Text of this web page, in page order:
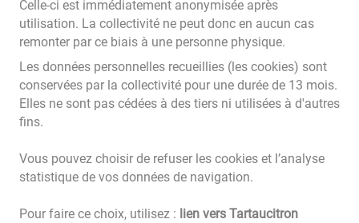
Celle-ci est immédiatement anonymisée après
utilisation. La collectivité ne peut donc en aucun cas
remonter par ce biais à une personne physique.
Les données personnelles recueillies (les cookies) sont
conservées par la collectivité pour une durée de 13 mois.
Elles ne sont pas cédées à des tiers ni utilisées à d'autres
fins.
Vous pouvez choisir de refuser les cookies et l’analyse
statistique de vos données de navigation.
Pour faire ce choix, utilisez : lien vers Tartaucitron